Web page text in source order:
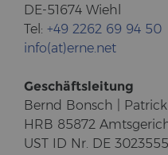
DE-51674 Wiehl
Tel: +49 2262 69 94 50
info(at)erne.net
Ge­schäfts­lei­tung
Bernd Bonsch |
HRB 85872
UST ID Nr. DE